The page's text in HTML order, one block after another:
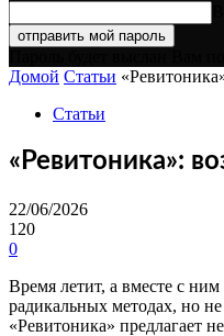
Домой Статьи
Статьи
«Ревитоника»:
22/06/2026
120
0
Время летит, а вместе с
радикальных методах, но
«Ревитоника» предлагает